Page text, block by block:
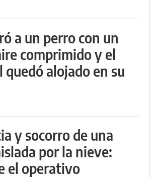
a un perro con un
comprimido y el
alojado en su
y socorro de una
por la nieve:
el operativo